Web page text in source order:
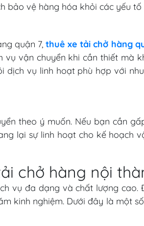
bảo vệ hàng hóa khỏi các yếu
quận 7,thuê xe tải chở hàng
vận chuyển khi cần thiết mà
vụ linh hoạt phù hợp với
theo ý muốn. Nếu bạn cần
lại sự linh hoạt cho kế hoạch
chở hàng nội
vụ đa dạng và chất lượng
kinh nghiệm. Dưới đây là một